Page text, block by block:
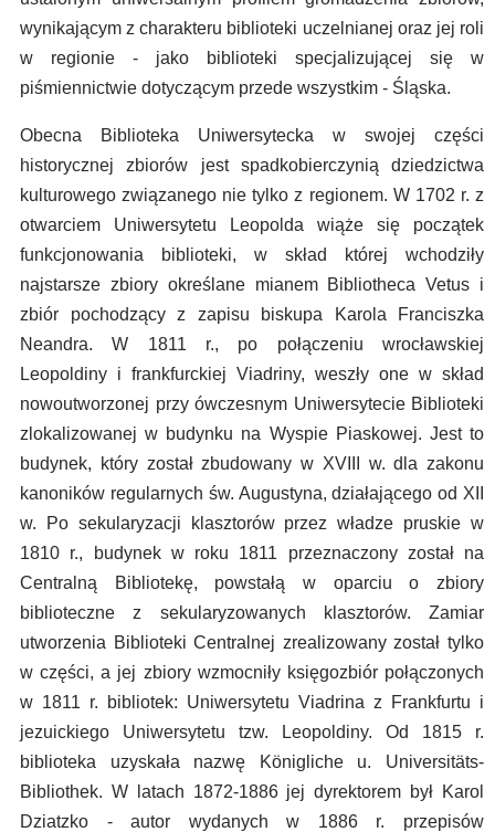
wynikającym z charakteru biblioteki uczelnianej oraz jej roli
w regionie - jako biblioteki specjalizującej się w
piśmiennictwie dotyczącym przede wszystkim - Śląska.
Obecna Biblioteka Uniwersytecka w swojej części
historycznej zbiorów jest spadkobierczynią dziedzictwa
kulturowego związanego nie tylko z regionem. W 1702 r. z
otwarciem Uniwersytetu Leopolda wiąże się początek
funkcjonowania biblioteki, w skład której wchodziły
najstarsze zbiory określane mianem Bibliotheca Vetus i
zbiór pochodzący z zapisu biskupa Karola Franciszka
Neandra. W 1811 r., po połączeniu wrocławskiej
Leopoldiny i frankfurckiej Viadriny, weszły one w skład
nowoutworzonej przy ówczesnym Uniwersytecie Biblioteki
zlokalizowanej w budynku na Wyspie Piaskowej. Jest to
budynek, który został zbudowany w XVIII w. dla zakonu
kanoników regularnych św. Augustyna, działającego od XII
w. Po sekularyzacji klasztorów przez władze pruskie w
1810 r., budynek w roku 1811 przeznaczony został na
Centralną Bibliotekę, powstałą w oparciu o zbiory
biblioteczne z sekularyzowanych klasztorów. Zamiar
utworzenia Biblioteki Centralnej zrealizowany został tylko
w części, a jej zbiory wzmocniły księgozbiór połączonych
w 1811 r. bibliotek: Uniwersytetu Viadrina z Frankfurtu i
jezuickiego Uniwersytetu tzw. Leopoldiny. Od 1815 r.
biblioteka uzyskała nazwę Königliche u. Universitäts-
Bibliothek. W latach 1872-1886 jej dyrektorem był Karol
Dziatzko - autor wydanych w 1886 r. przepisów